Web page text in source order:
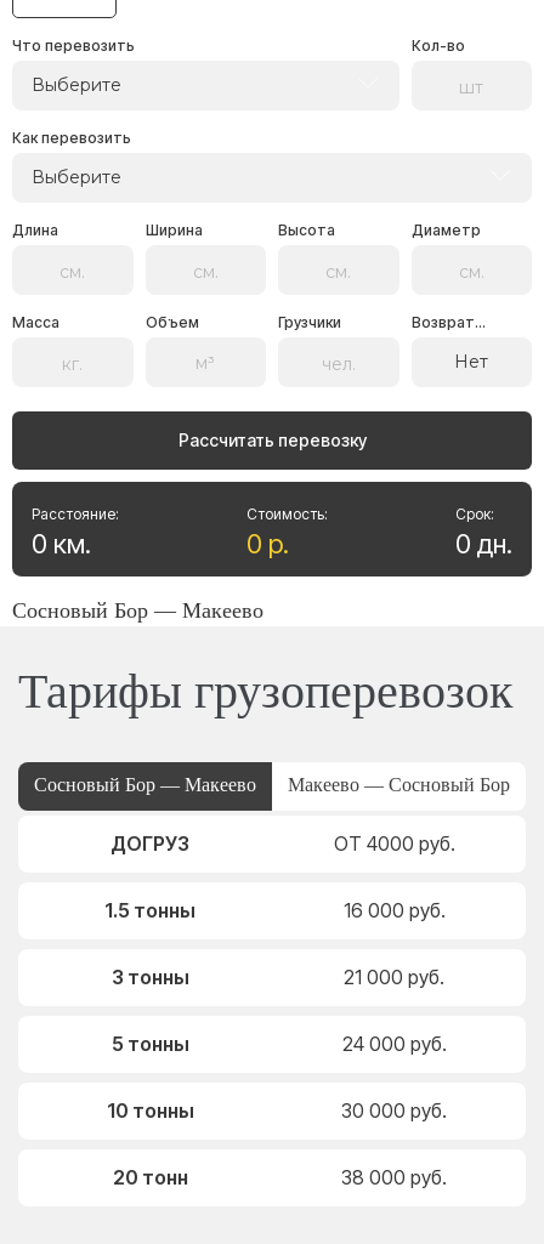
Что перевозить
Выберите
Кол-во
Как перевозить
Выберите
Длина Ширина Высота Диаметр
Масса Объем Грузчики Возврат...
Нет
Рассчитать перевозку
Стоимость:
0 р.
Расстояние:
0 км.
Срок:
0 дн.
Сосновый Бор — Макеево
Тарифы грузоперевозок
Сосновый Бор — Макеево Макеево — Сосновый Бор
ДОГРУЗ ОТ 4000 руб.
1.5 тонны 16 000 руб.
3 тонны 21 000 руб.
5 тонны 24 000 руб.
10 тонны 30 000 руб.
20 тонн 38 000 руб.